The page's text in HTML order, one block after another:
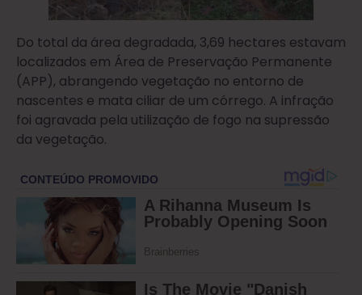
Do total da área degradada, 3,69 hectares estavam
localizados em Área de Preservação Permanente
(APP), abrangendo vegetação no entorno de
nascentes e mata ciliar de um córrego. A infração
foi agravada pela utilização de fogo na supressão
da vegetação.